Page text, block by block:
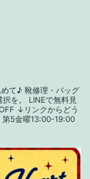
て♪ 靴修理・バッグ
を。
LINEで無料見
↓リンクからどう
第5金曜13:00-19:00